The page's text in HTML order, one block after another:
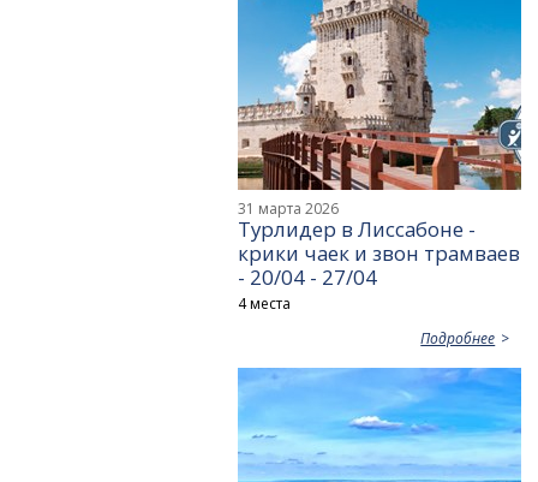
31 марта 2026
Турлидер в Лиссабоне -
крики чаек и звон трамваев
- 20/04 - 27/04
4 места
Подробнее